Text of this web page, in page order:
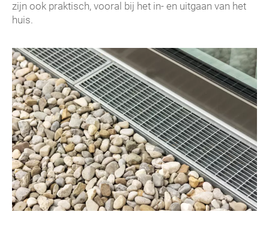
zijn ook praktisch, vooral bij het in- en uitgaan van het
huis.